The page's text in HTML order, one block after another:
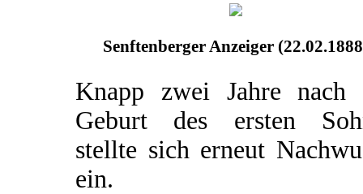
Senftenberger Anzeiger
Knapp zwei Jahre nach
Geburt des ersten
stellte sich erneut
ein.